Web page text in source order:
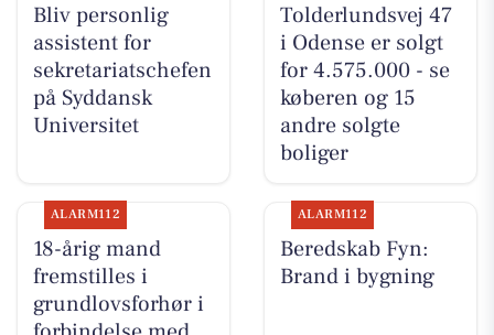
Bliv personlig
assistent for
sekretariatschefen
på Syddansk
Universitet
Tolderlundsvej 47
i Odense er solgt
for 4.575.000 - se
køberen og 15
andre solgte
boliger
ALARM112
18-årig mand
fremstilles i
grundlovsforhør i
ALARM112
Beredskab Fyn:
Brand i bygning